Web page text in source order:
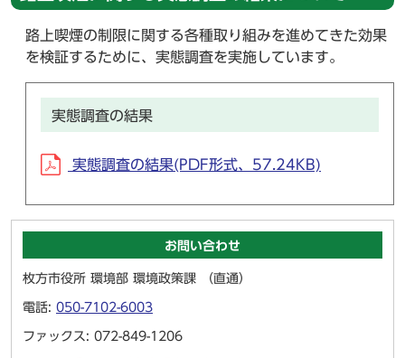
路上喫煙の制限に関する各種取り組みを進めてきた効果
を検証するために、実態調査を実施しています。
実態調査の結果
実態調査の結果(PDF形式、57.24KB)
お問い合わせ
枚方市役所 環境部 環境政策課 （直通）
電話: 050-7102-6003
ファックス: 072-849-1206